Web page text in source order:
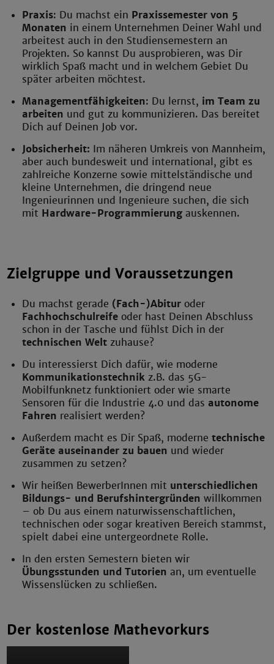
Praxis: Du machst ein Praxissemester von 5
Monaten in einem Unternehmen Deiner Wahl und
arbeitest auch in den Studiensemestern an
Projekten. So kannst Du ausprobieren, was Dir
wirklich Spaß macht und in welchem Gebiet Du
später arbeiten möchtest.
Managementfähigkeiten: Du lernst, im Team zu
arbeiten und gut zu kommunizieren. Das bereitet
Dich auf Deinen Job vor.
Jobsicherheit: Im näheren Umkreis von Mannheim,
aber auch bundesweit und international, gibt es
zahlreiche Konzerne sowie mittelständische und
kleine Unternehmen, die dringend neue
Ingenieurinnen und Ingenieure suchen, die sich
mit Hardware-Programmierung auskennen.
Zielgruppe und Voraussetzungen
Du machst gerade (Fach-)Abituroder
Fachhochschulreife oder hast Deinen Abschluss
schon in der Tasche und fühlst Dich in der
technischen Welt zuhause?
Du interessierst Dich dafür, wie moderne
Kommunikationstechnik z.B. das 5G-
Mobilfunknetz funktioniert oder wie smarte
Sensoren für die Industrie 4.0 und das autonome
Fahren realisiert werden?
Außerdem macht es Dir Spaß, modernetechnische
Geräte auseinander zu bauen und wieder
zusammen zu setzen?
Wir heißen BewerberInnen mit unterschiedlichen
Bildungs- und Berufshintergründen willkommen
– ob Du aus einem naturwissenschaftlichen,
technischen oder sogar kreativen Bereich stammst,
spielt dabei eine untergeordnete Rolle.
In den ersten Semestern bieten wir
Übungsstunden und Tutorien an, um eventuelle
Wissenslücken zu schließen.
Der kostenlose Mathevorkurs